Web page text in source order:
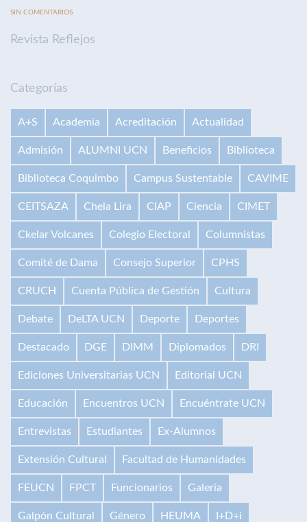
SIN COMENTARIOS
Revista Reflejos
Categorías
A+S Academia Acreditación Actualidad
Admisión ALUMNI UCN Beneficios Biblioteca
Biblioteca Coquimbo Campus Sustentable CAVIME
CEITSAZA Chela Lira CIAP Ciencia CIMET
Ckelar Volcanes Colegio Electoral Columnistas
Comité de Dama Consejo Superior CPHS
CRUCH Cuenta Pública de Gestión Cultura
Debate DeLTA UCN Deporte Deportes
Destacado DGE DIMM Diplomados DRI
Ediciones Universitarias UCN Editorial UCN
Educación Encuentros UCN Encuéntrate UCN
Entrevistas Estudiantes Ex-Alumnos
Extensión Cultural Facultad de Humanidades
FEUCN FPCT Funcionarios Galería
Galpón Cultural Género HEUMA I+D+i